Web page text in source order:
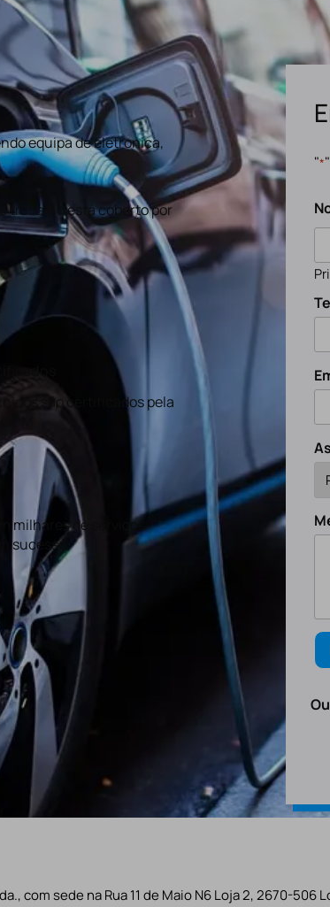
equipa de eletronica,
trabalho está coberto por
são certificados pela
milhares de serviços
sucesso.
"*
com sede na Rua 11 de Maio N6 Loja 2, 2670-506